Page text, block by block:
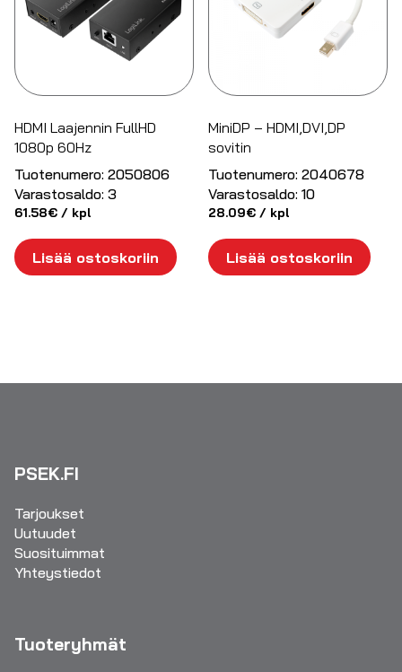
HDMI Laajennin FullHD
1080p 60Hz
Tuotenumero: 2050806
Varastosaldo: 3
61.58€ / kpl
Lisää ostoskoriin
MiniDP – HDMI,DVI,DP
sovitin
Tuotenumero: 2040678
Varastosaldo: 10
28.09€ / kpl
Lisää ostoskoriin
PSEK.FI
Tarjoukset
Uutuudet
Suosituimmat
Yhteystiedot
Tuoteryhmät